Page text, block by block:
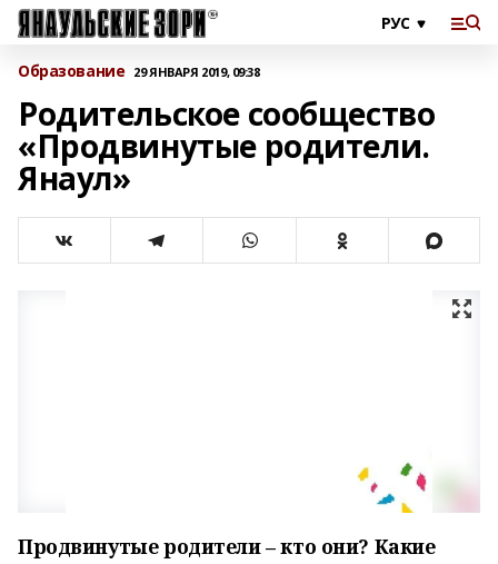
Образование 29 ЯНВАРЯ 2019, 09:38
Родительское сообщество
«Продвинутые родители.
Янаул»
Продвинутые родители – кто они? Какие